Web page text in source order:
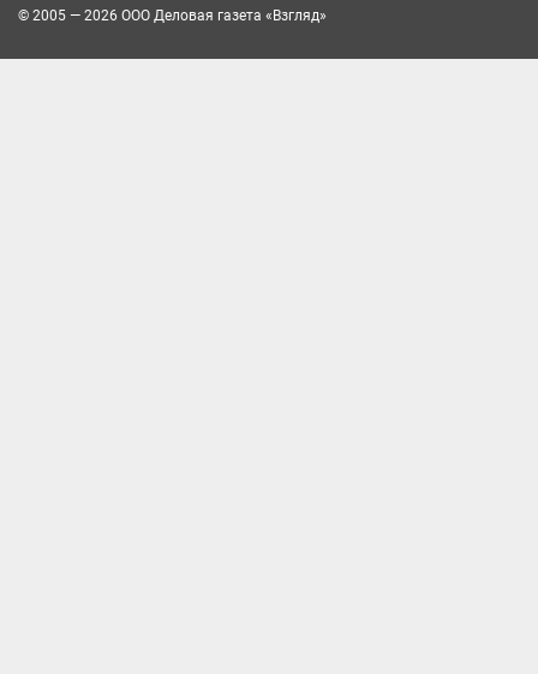
© 2005 — 2026 ООО Деловая газета «Взгляд»